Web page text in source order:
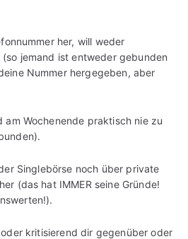
her, will weder
jemand ist entweder gebunden
Nummer hergegeben, aber
am Wochenende praktisch nie zu
Singlebörse noch über private
(das hat IMMER seine Gründe!
kritisierend dir gegenüber oder